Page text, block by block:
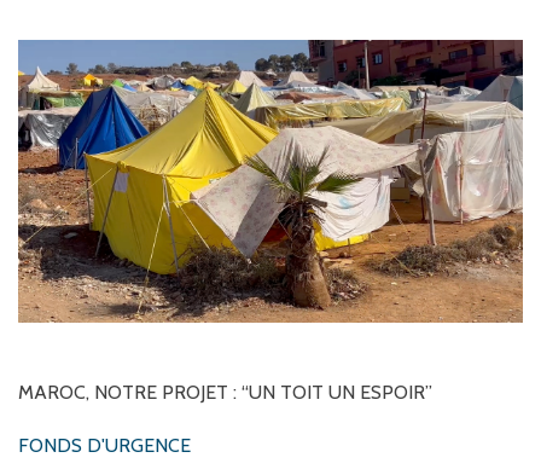
MAROC, NOTRE PROJET : “UN TOIT UN ESPOIR”
FONDS D'URGENCE